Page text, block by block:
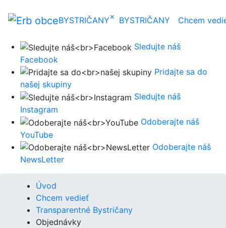
BYSTRIČANY× BYSTRIČANY Chcem
Sledujte náš
Facebook
Pridajte sa do
našej skupiny
Sledujte náš
Instagram
Odoberajte náš
YouTube
Odoberajte náš
NewsLetter
Úvod
Chcem vedieť
Transparentné Bystričany
Objednávky